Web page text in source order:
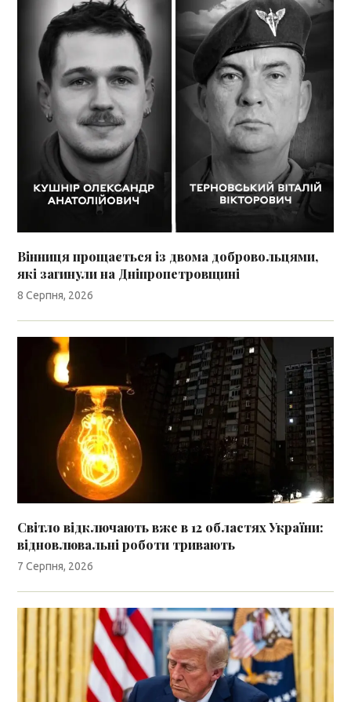
Вінниця прощається із двома добровольцями,
які загинули на Дніпропетровщині
8 Серпня, 2026
Світло відключають вже в 12 областях України:
відновлювальні роботи тривають
7 Серпня, 2026